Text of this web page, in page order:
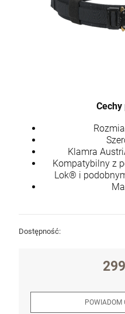
Klamra
Kompatybilny z
Lok® i
Dostępność:
POWIADOM